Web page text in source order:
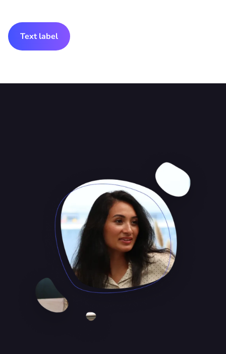
Text label